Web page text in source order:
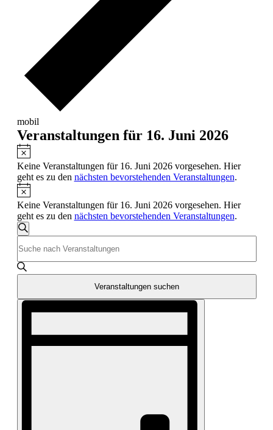
mobil
Veranstaltungen für 16. Juni 2026
Hinweis
Keine Veranstaltungen für 16. Juni 2026 vorgesehen. Hier
geht es zu den nächsten bevorstehenden Veranstaltungen.
Hinweis
Keine Veranstaltungen für 16. Juni 2026 vorgesehen. Hier
geht es zu den nächsten bevorstehenden Veranstaltungen.
Veranstaltungen
Suche
und
Ansichten,
Navigation
Suche
Schlüsselwort
eingeben.
Suche
Veranstaltungen
Schlüsselwort.
Veranstaltungen suchen
Veranstaltung
Navigation